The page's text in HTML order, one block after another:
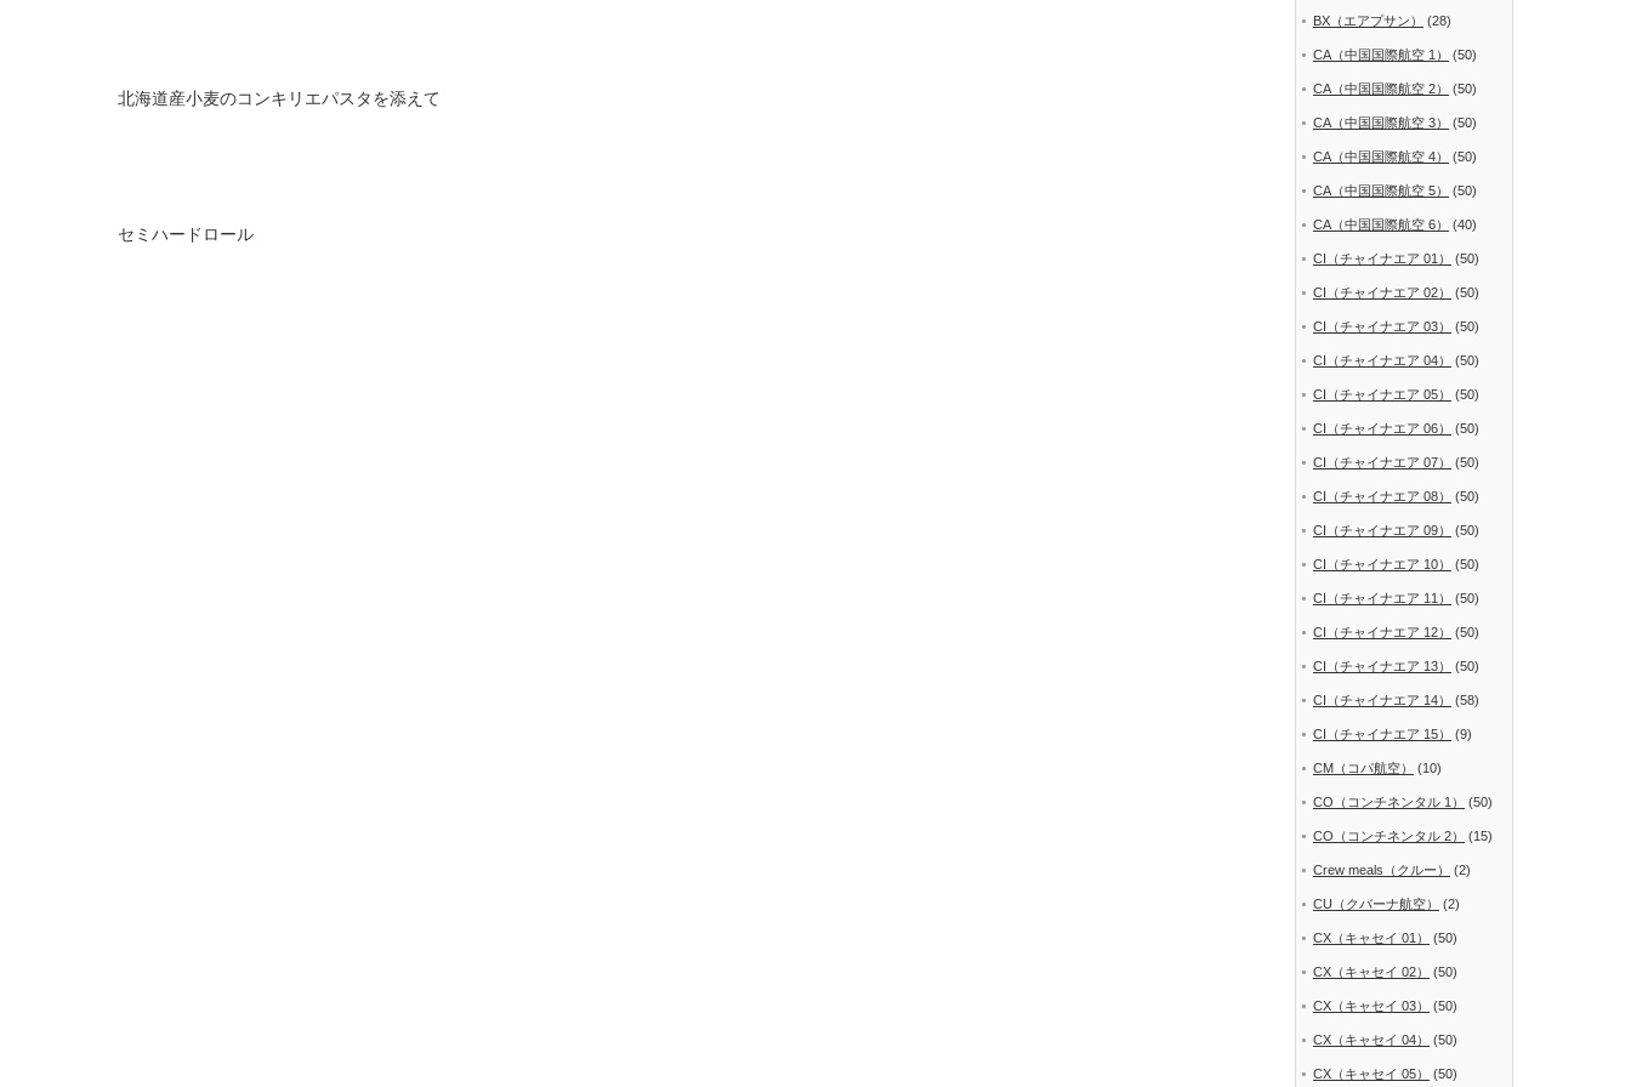
北海道産小麦のコンキリエパスタを添えて
セミハードロール
BX（エアプサン） (28)
CA（中国国際航空 1） (50)
CA（中国国際航空 2） (50)
CA（中国国際航空 3） (50)
CA（中国国際航空 4） (50)
CA（中国国際航空 5） (50)
CA（中国国際航空 6） (40)
CI（チャイナエア 01） (50)
CI（チャイナエア 02） (50)
CI（チャイナエア 03） (50)
CI（チャイナエア 04） (50)
CI（チャイナエア 05） (50)
CI（チャイナエア 06） (50)
CI（チャイナエア 07） (50)
CI（チャイナエア 08） (50)
CI（チャイナエア 09） (50)
CI（チャイナエア 10） (50)
CI（チャイナエア 11） (50)
CI（チャイナエア 12） (50)
CI（チャイナエア 13） (50)
CI（チャイナエア 14） (58)
CI（チャイナエア 15） (9)
CM（コパ航空） (10)
CO（コンチネンタル 1） (50)
CO（コンチネンタル 2） (15)
Crew meals（クルー） (2)
CU（クバーナ航空） (2)
CX（キャセイ 01） (50)
CX（キャセイ 02） (50)
CX（キャセイ 03） (50)
CX（キャセイ 04） (50)
CX（キャセイ 05） (50)